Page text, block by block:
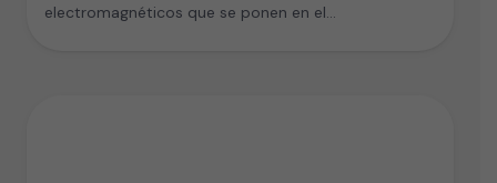
electromagnéticos que se ponen en el…